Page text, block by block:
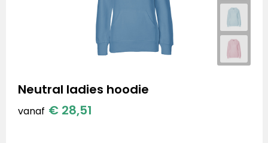
Neutral ladies hoodie
vanaf € 28,51